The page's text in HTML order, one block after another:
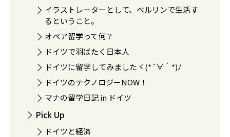
イラストレーターとして、ベルリンで生活す
るということ。
オペア留学って何？
ドイツで羽ばたく日本人
ドイツに留学してみましたヾ(*´∀｀*)ﾉ
ドイツのテクノロジーNOW！
マナの留学日記 in ドイツ
Pick Up
ドイツと経済